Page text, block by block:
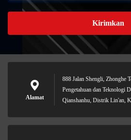
Kirimkan
Alamat
888 Jalan Shengli, Zhonghe
Pengetahuan dan Teknologi
Qianshanhu, Distrik Lin'an,